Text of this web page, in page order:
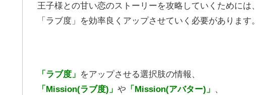
王子様との甘い恋のストーリーを攻略していくためには、
「ラブ度」を効率良くアップさせていく必要があります。
「ラブ度」 をアップさせる選択肢の情報、
「Mission(ラブ度)」 や 「Mission(アバター)」 、